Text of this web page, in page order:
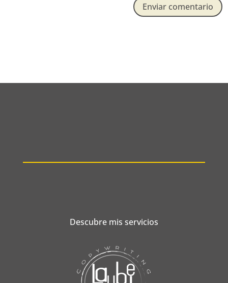
Enviar comentario
Descubre mis servicios